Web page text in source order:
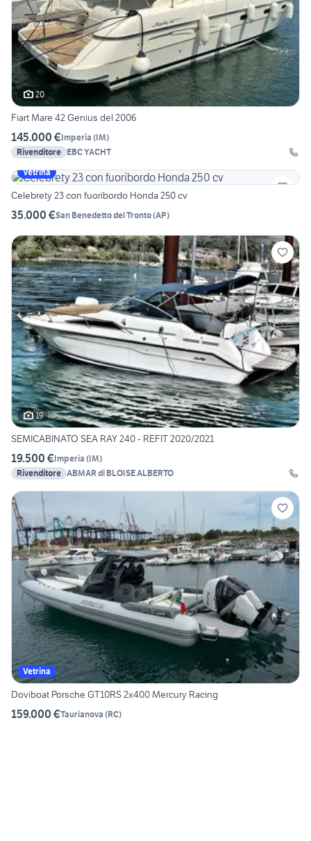
20
Fiart Mare 42 Genius del 2006
145.000 €Imperia (IM)
Rivenditore EBC YACHT
Vetrina
Celebrety 23 con fuoribordo Honda 250 cv
35.000 €San Benedetto del Tronto(AP)
19
SEMICABINATO SEA RAY 240 - REFIT 2020/2021
19.500 €Imperia (IM)
Rivenditore ABMAR di BLOISE ALBERTO
Vetrina
Doviboat Porsche GT10RS 2x400 Mercury Racing
159.000 €Taurianova (RC)